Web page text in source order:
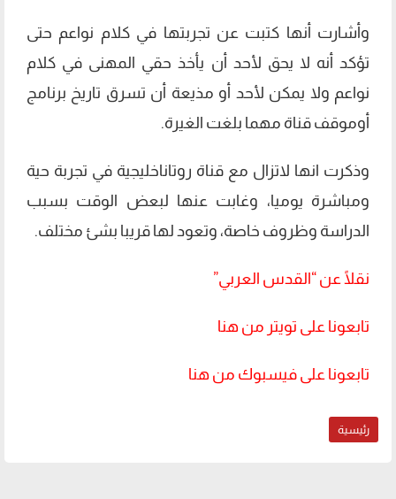
وأشارت أنها كتبت عن تجربتها في كلام نواعم حتى
تؤكد أنه لا يحق لأحد أن يأخذ حقي المهنى في كلام
نواعم ولا يمكن لأحد أو مذيعة أن تسرق تاريخ برنامج
أوموقف قناة مهما بلغت الغيرة.
وذكرت انها لاتزال مع قناة روتاناخليجية في تجربة حية
ومباشرة يوميا، وغابت عنها لبعض الوقت بسبب
الدراسة وظروف خاصة، وتعود لها قريبا بشئ مختلف.
نقلًا عن “القدس العربي”
تابعونا على تويتر من هنا
تابعونا على فيسبوك من هنا
رئيسية